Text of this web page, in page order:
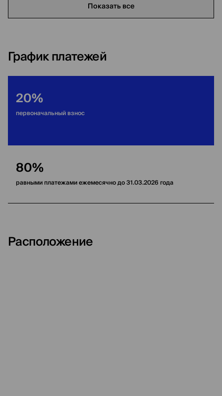
Показать все
График платежей
20%
первоначальный взнос
80%
равными платежами ежемесячно до 31.03.2026 года
Расположение